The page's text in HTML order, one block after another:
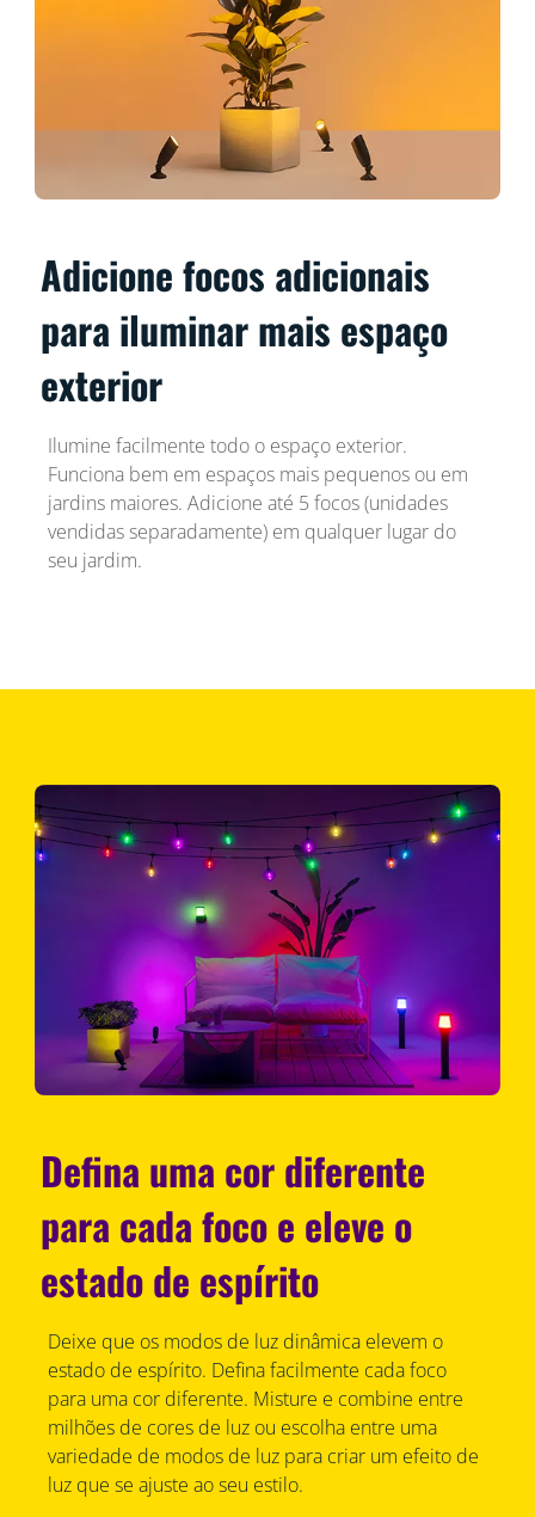
Adicione focos adicionais
para iluminar mais espaço
exterior
Ilumine facilmente todo o espaço exterior.
Funciona bem em espaços mais pequenos ou em
jardins maiores. Adicione até 5 focos (unidades
vendidas separadamente) em qualquer lugar do
seu jardim.
Defina uma cor diferente
para cada foco e eleve o
estado de espírito
Deixe que os modos de luz dinâmica elevem o
estado de espírito. Defina facilmente cada foco
para uma cor diferente. Misture e combine entre
milhões de cores de luz ou escolha entre uma
variedade de modos de luz para criar um efeito de
luz que se ajuste ao seu estilo.